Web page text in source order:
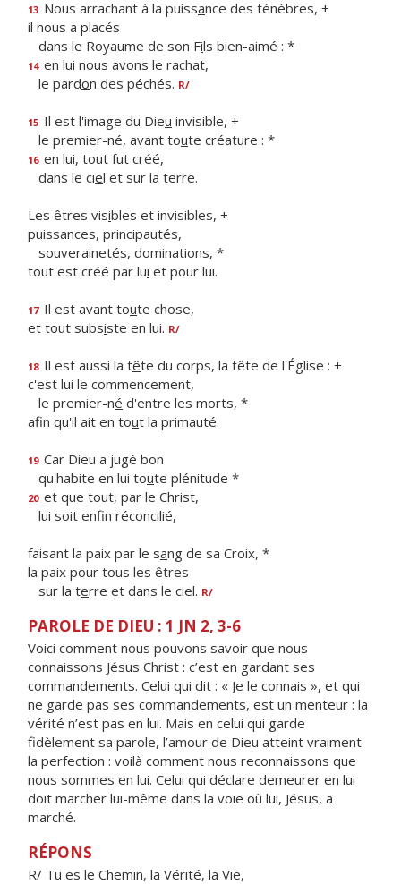
13 Nous arrachant à la puissance des ténèbres, +
il nous a placés
dans le Royaume de son Fils bien-aimé : *
14 en lui nous avons le rachat,
le pardon des péchés. R/
15 Il est l'image du Dieu invisible, +
le premier-né, avant toute créature : *
16 en lui, tout fut créé,
dans le ciel et sur la terre.
Les êtres visibles et invisibles, +
puissances, principautés,
souverainetés, dominations, *
tout est créé par lui et pour lui.
17 Il est avant toute chose,
et tout subsiste en lui. R/
18 Il est aussi la tête du corps, la tête de l'Église : +
c'est lui le commencement,
le premier-né d'entre les morts, *
afin qu'il ait en tout la primauté.
19 Car Dieu a jugé bon
qu'habite en lui toute plénitude *
20 et que tout, par le Christ,
lui soit enfn réconcilié,
faisant la paix par le sang de sa Croix, *
la paix pour tous les êtres
sur la terre et dans le ciel. R/
PAROLE DE DIEU : 1 JN 2, 3-6
Voici comment nous pouvons savoir que nous
connaissons Jésus Christ : c’est en gardant ses
commandements. Celui qui dit : « Je le connais », et qui
ne garde pas ses commandements, est un menteur : la
vérité n’est pas en lui. Mais en celui qui garde
fidèlement sa parole, l’amour de Dieu atteint vraiment
la perfection : voilà comment nous reconnaissons que
nous sommes en lui. Celui qui déclare demeurer en lui
doit marcher lui-même dans la voie où lui, Jésus, a
marché.
RÉPONS
R/ Tu es le Chemin, la Vérité, la Vie,